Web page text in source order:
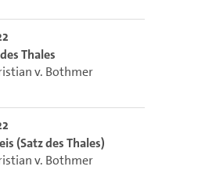
Videos.
Thales
v. Bothmer
(Satz des Thales)
v. Bothmer